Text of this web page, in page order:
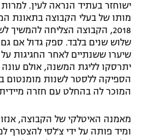
ישוחזר בעתיד הנראה לעין.
מותו של בעלי הקבוצה בתאונת
2018, הקבוצה הצליחה להמשיך
שלוש שנים בלבד. ספק גדול אם
שיערו ששנתיים לאחר החגיגות
יתרסקו לליגת המשנה, אולם
הספיקה ללסטר לשנות מומנטום
המוכר לה בהחלט עם חזרה מיידית
מאמנה האיטלקי של הקבוצה,
ומיד פותה על ידי צ'לסי להצטרף